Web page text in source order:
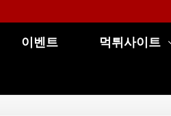
이벤트 먹튀사이트